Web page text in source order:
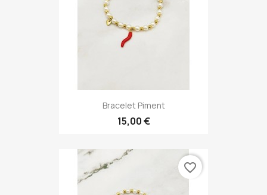
Bracelet Piment
15,00 €
favorite_border